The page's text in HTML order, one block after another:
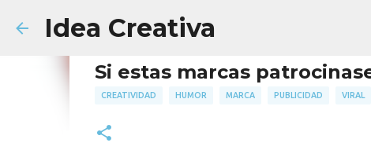
Idea Creativa
Si estas marcas
CREATIVIDAD HUMOR MARCA PUBLICIDAD VIRAL